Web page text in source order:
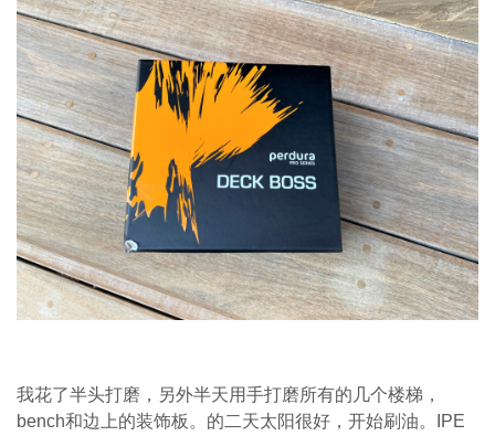
我花了半头打磨，另外半天用手打磨所有的几个楼梯，
bench和边上的装饰板。的二天太阳很好，开始刷油。IPE